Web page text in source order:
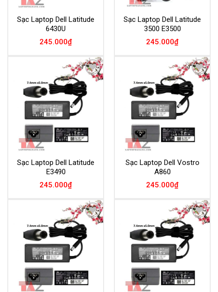
Sạc Laptop Dell Latitude
6430U
245.000₫
Sạc Laptop Dell Latitude
3500 E3500
245.000₫
Add to
Wishlist
Sạc Laptop Dell Latitude
E3490
245.000₫
Add to
Wishlist
Sạc Laptop Dell Vostro
A860
245.000₫
Add to
Wishlist
Add to
Wishlist